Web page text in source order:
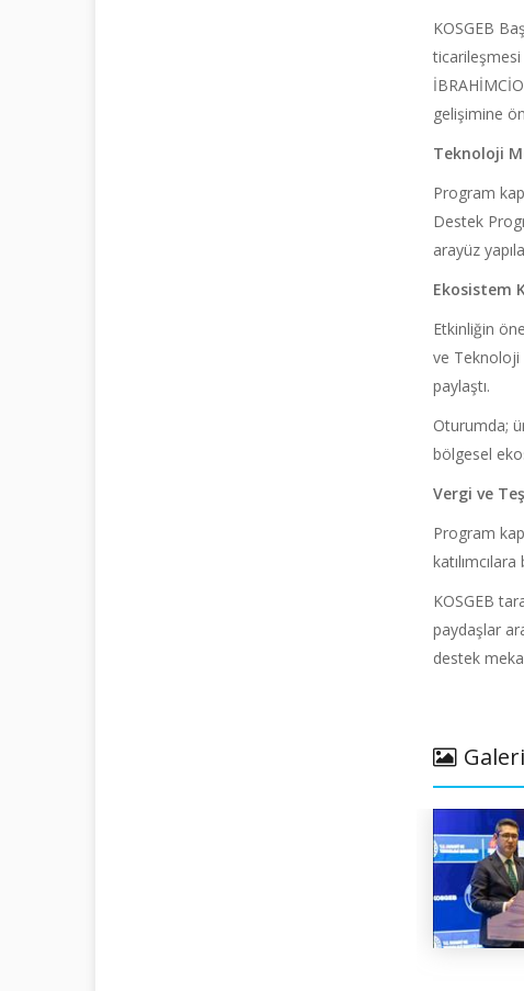
KOSGEB
ticarileşmesi
gelişimine
Teknoloji
Program
Destek
arayüz
Ekosistem
Etkinliğin
ve Teknoloji
paylaştı.
Oturumda;
bölgesel
Vergi ve
Program
KOSGEB
paydaşlar
destek
Galeri